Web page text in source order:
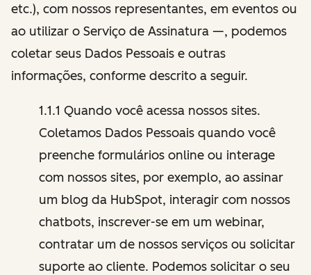
etc.), com nossos representantes, em eventos ou
ao utilizar o Serviço de Assinatura —, podemos
coletar seus Dados Pessoais e outras
informações, conforme descrito a seguir.
1.1.1 Quando você acessa nossos sites.
Coletamos Dados Pessoais quando você
preenche formulários online ou interage
com nossos sites, por exemplo, ao assinar
um blog da HubSpot, interagir com nossos
chatbots, inscrever-se em um webinar,
contratar um de nossos serviços ou solicitar
suporte ao cliente. Podemos solicitar o seu